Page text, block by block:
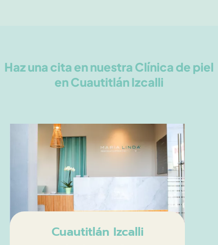
Haz una cita en nuestra Clínica de piel
en Cuautitlán Izcalli
Cuautitlán Izcalli